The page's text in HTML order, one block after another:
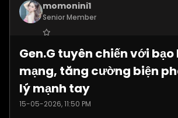
momonini1
Senior Member
Posts:5399
Gen.G tuyên chiến với bạo
mạng, tăng cường biện
lý mạnh tay
15-05-2026, 11:50 PM